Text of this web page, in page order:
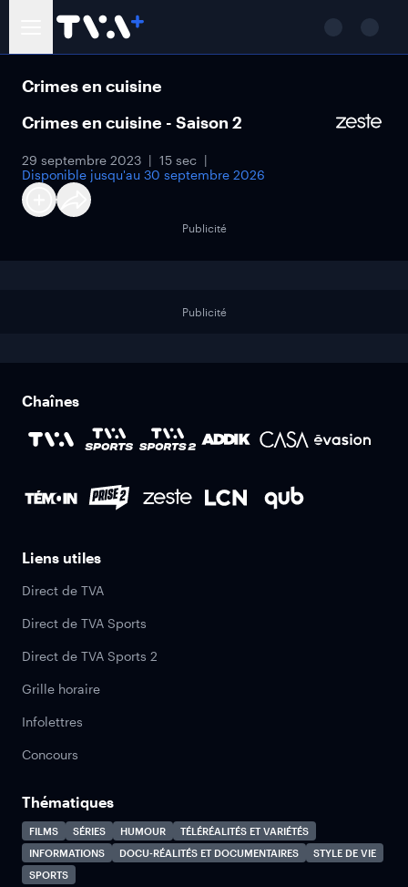
Crimes en cuisine
Crimes en cuisine - Saison 2
29 septembre 2023
15 sec
Disponible jusqu'au 30 septembre 2026
Publicité
Publicité
Chaînes
Liens utiles
Direct de TVA
Direct de TVA Sports
Direct de TVA Sports 2
Grille horaire
Infolettres
Concours
Thématiques
FILMS SÉRIES HUMOUR
TÉLÉRÉALITÉS ET VARIÉTÉS
INFORMATIONS
DOCU-RÉALITÉS ET DOCUMENTAIRES
STYLE DE VIE
SPORTS